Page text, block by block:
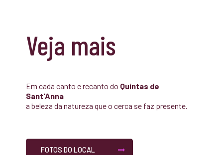
Veja mais
Em cada canto e recanto do Quintas de
Sant'Anna
a beleza da natureza que o cerca se faz presente.
FOTOS DO LOCAL